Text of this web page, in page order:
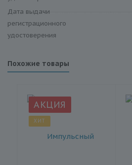
Дата выдачи
регистрационного
удостоверения
Похожие товары
АКЦИЯ
ХИТ